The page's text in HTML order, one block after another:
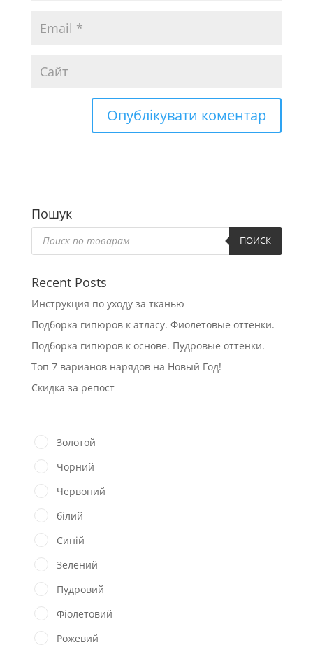
Пошук
Пошук
товарів ПОИСК
Recent Posts
Инструкция по уходу за тканью
Подборка гипюров к атласу. Фиолетовые оттенки.
Подборка гипюров к основе. Пудровые оттенки.
Топ 7 варианов нарядов на Новый Год!
Скидка за репост
Золотой
Чорний
Червоний
білий
Синій
Зелений
Пудровий
Фіолетовий
Рожевий